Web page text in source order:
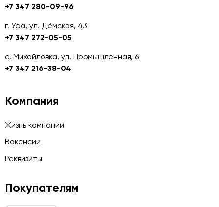
+7 347 280-09-96
г. Уфа, ул. Дёмская, 43
+7 347 272-05-05
с. Михайловка, ул. Промышленная, 6
+7 347 216-38-04
Компания
Жизнь компании
Вакансии
Реквизиты
Покупателям